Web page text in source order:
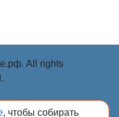
предприниматель
, чтобы собирать